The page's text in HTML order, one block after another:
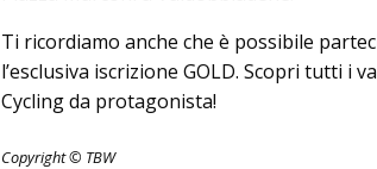
Ti ricordiamo anche che è possibile
l’esclusiva iscrizione GOLD. Scopri tutti i
Cycling da protagonista!
Copyright © TBW